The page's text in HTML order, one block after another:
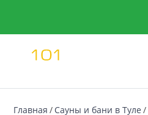
Главная Сауны и бани в Туле